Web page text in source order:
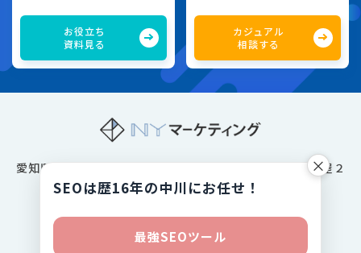
お役立ち
資料見る
カジュアル
相談する
愛知県名古屋市中村区名駅一丁目１番１号JPタワー名古屋２
１階
×
SEOは歴16年の中川にお任せ！
最強SEOツール